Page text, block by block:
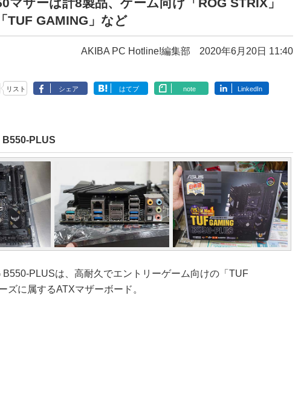
TUF GAMING」など
AKIBA PC Hotline!編集部 2020年6月20日 11:40
リスト シェア はてブ note LinkedIn
B550-PLUS
PLUSは、高耐久でエントリーゲーム向けの「TUF
ズに属するATXマザーボード。